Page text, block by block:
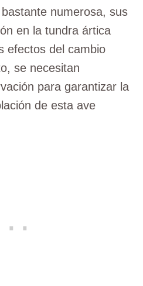
numerosa, sus
en la tundra ártica
efectos del cambio
se necesitan
para garantizar la
de esta ave